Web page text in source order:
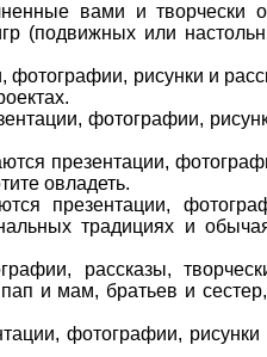
вами и творчески
(подвижных или
фотографии, рисунки и
фотографии,
презентации,
овладеть.
презентации,
традициях и
рассказы,
и мам, братьев и
фотографии,